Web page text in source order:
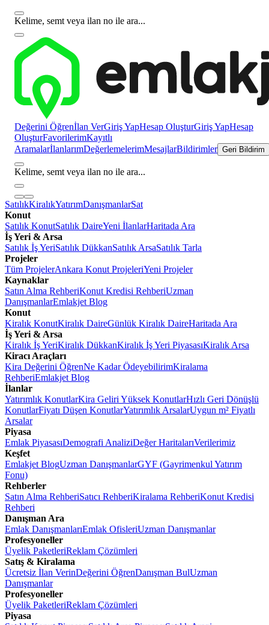
Kelime, semt veya ilan no ile ara...
Değerini Öğrenİlan VerGiriş YapHesap OluşturGiriş YapHesap
OluşturFavorilerimKayıtlı
AramalarİlanlarımDeğerlemelerimMesajlarBildirimler Geri Bildirim
Kelime, semt veya ilan no ile ara...
SatılıkKiralıkYatırımDanışmanlarSat
Konut
Satılık KonutSatılık DaireYeni İlanlarHaritada Ara
İş Yeri & Arsa
Satılık İş YeriSatılık DükkanSatılık ArsaSatılık Tarla
Projeler
Tüm ProjelerAnkara Konut ProjeleriYeni Projeler
Kaynaklar
Satın Alma RehberiKonut Kredisi RehberiUzman
DanışmanlarEmlakjet Blog
Konut
Kiralık KonutKiralık DaireGünlük Kiralık DaireHaritada Ara
İş Yeri & Arsa
Kiralık İş YeriKiralık DükkanKiralık İş Yeri PiyasasıKiralık Arsa
Kiracı Araçları
Kira Değerini ÖğrenNe Kadar ÖdeyebilirimKiralama
RehberiEmlakjet Blog
İlanlar
Yatırımlık KonutlarKira Geliri Yüksek KonutlarHızlı Geri Dönüşlü
KonutlarFiyatı Düşen KonutlarYatırımlık ArsalarUygun m² Fiyatlı
Arsalar
Piyasa
Emlak PiyasasıDemografi AnaliziDeğer HaritalarıVerilerimiz
Keşfet
Emlakjet BlogUzman DanışmanlarGYF (Gayrimenkul Yatırım
Fonu)
Rehberler
Satın Alma RehberiSatıcı RehberiKiralama RehberiKonut Kredisi
Rehberi
Danışman Ara
Emlak DanışmanlarıEmlak OfisleriUzman Danışmanlar
Profesyoneller
Üyelik PaketleriReklam Çözümleri
Satış & Kiralama
Ücretsiz İlan VerinDeğerini ÖğrenDanışman BulUzman
Danışmanlar
Profesyoneller
Üyelik PaketleriReklam Çözümleri
Piyasa